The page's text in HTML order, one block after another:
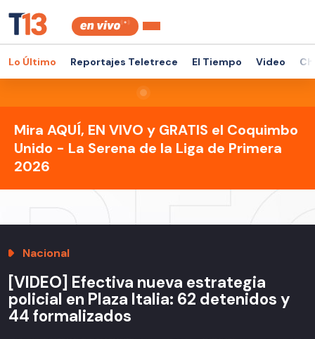
Lo Último Reportajes Teletrece El Tiempo Video
Mira AQUÍ, EN VIVO y GRATIS el Coquimbo
Unido - La Serena de la Liga de Primera
2026
Nacional
[VIDEO] Efectiva nueva estrategia
policial en Plaza Italia: 62 detenidos y
44 formalizados